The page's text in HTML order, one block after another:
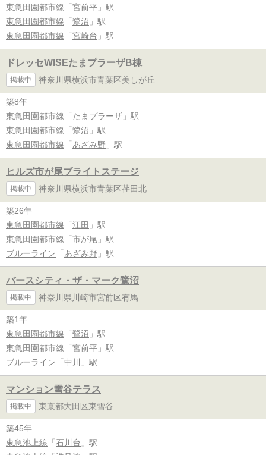
東急田園都市線 「 宮前平 」駅
東急田園都市線 「 鷺沼 」駅
東急田園都市線 「 宮崎台 」駅
ドレッセWISEたまプラーザB棟
掲載中 神奈川県横浜市青葉区美しが丘
築8年
東急田園都市線 「 たまプラーザ 」駅
東急田園都市線 「 鷺沼 」駅
東急田園都市線 「 あざみ野 」駅
ヒルズ市が尾ブライトステージ
掲載中 神奈川県横浜市青葉区荏田北
築26年
東急田園都市線 「 江田 」駅
東急田園都市線 「 市が尾 」駅
ブルーライン 「 あざみ野 」駅
バースシティ・ザ・マーク鷺沼
掲載中 神奈川県川崎市宮前区有馬
築1年
東急田園都市線 「 鷺沼 」駅
東急田園都市線 「 宮前平 」駅
ブルーライン 「 中川 」駅
マンション雪谷テラス
掲載中 東京都大田区東雪谷
築45年
東急池上線 「 石川台 」駅